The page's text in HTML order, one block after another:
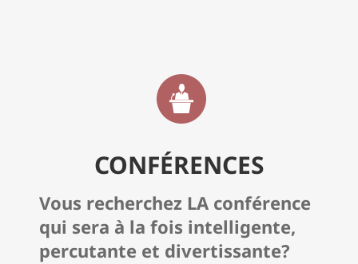
CONFÉRENCES
Vous recherchez LA conférence
qui sera à la fois intelligente,
percutante et divertissante?